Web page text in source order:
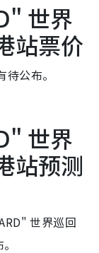
世界
站票价
公布。
世界
站预测
世界巡回